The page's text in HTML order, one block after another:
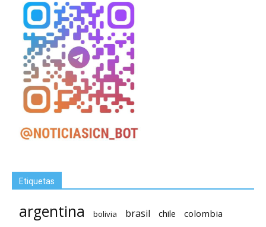
Etiquetas
argentina bolivia brasil chile colombia